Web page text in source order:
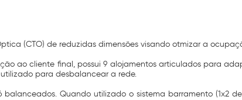
(CTO) de reduzidas dimensões visando otmizar a
ao cliente final, possui 9 alojamentos articulados para
para desbalancear a rede.
balanceados. Quando utilizado o sistema barramento (1x2